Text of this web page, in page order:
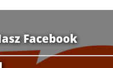
Facebook